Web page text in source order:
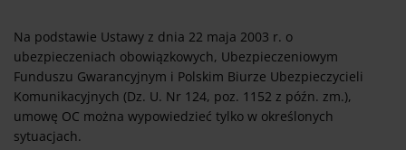
Na podstawie Ustawy z dnia 22 maja 2003 r. o
ubezpieczeniach obowiązkowych, Ubezpieczeniowym
Funduszu Gwarancyjnym i Polskim Biurze Ubezpieczycieli
Komunikacyjnych (Dz. U. Nr 124, poz. 1152 z późn. zm.),
umowę OC można wypowiedzieć tylko w określonych
sytuacjach.